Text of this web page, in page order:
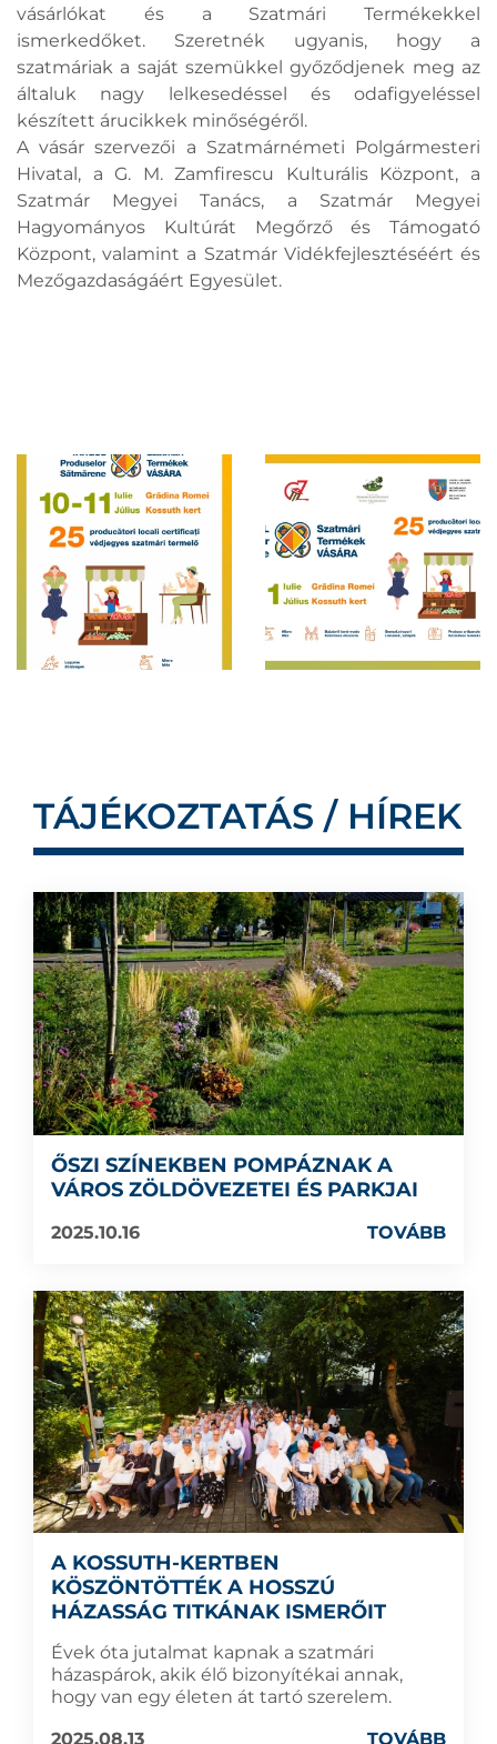
vásárlókat és a Szatmári Termékekkel
ismerkedőket. Szeretnék ugyanis, hogy a
szatmáriak a saját szemükkel győződjenek meg az
általuk nagy lelkesedéssel és odafigyeléssel
készített árucikkek minőségéről.
A vásár szervezői a Szatmárnémeti Polgármesteri
Hivatal, a G. M. Zamfirescu Kulturális Központ, a
Szatmár Megyei Tanács, a Szatmár Megyei
Hagyományos Kultúrát Megőrző és Támogató
Központ, valamint a Szatmár Vidékfejlesztéséért és
Mezőgazdaságáért Egyesület.
TÁJÉKOZTATÁS / HÍREK
ŐSZI SZÍNEKBEN POMPÁZNAK A
VÁROS ZÖLDÖVEZETEI ÉS PARKJAI
2025.10.16 TOVÁBB
A KOSSUTH-KERTBEN
KÖSZÖNTÖTTÉK A HOSSZÚ
HÁZASSÁG TITKÁNAK ISMERŐIT
Évek óta jutalmat kapnak a szatmári
házaspárok, akik élő bizonyítékai annak,
hogy van egy életen át tartó szerelem.
2025.08.13
TOVÁBB